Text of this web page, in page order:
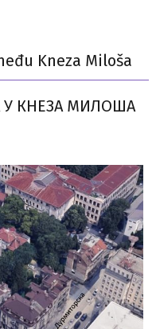
Kneza Miloša
У КНЕЗА МИЛОША